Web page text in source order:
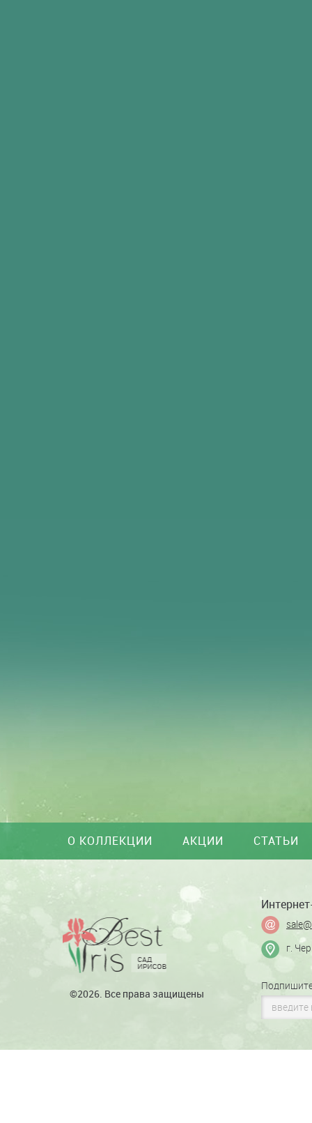
О КОЛЛЕКЦИИ АКЦИИ СТАТЬИ
©2026. Все права защищены
г.